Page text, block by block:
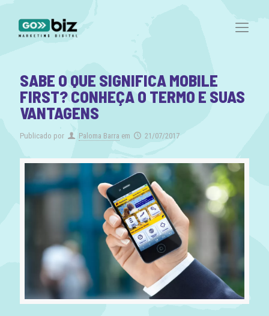
SABE O QUE SIGNIFICA MOBILE
FIRST? CONHEÇA O TERMO E SUAS
VANTAGENS
Publicado por Paloma Barra em 21/07/2017